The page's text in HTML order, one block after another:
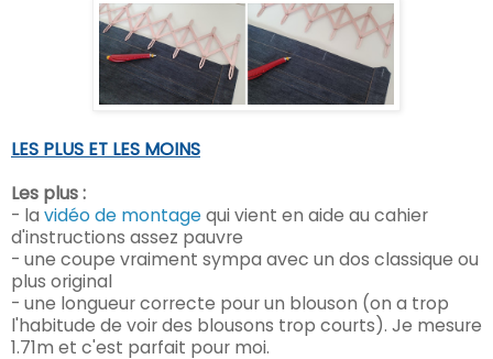
LES PLUS ET LES MOINS
Les plus :
- la vidéo de montagequi vient en aide au cahier
d'instructions assez pauvre
- une coupe vraiment sympa avec un dos classique ou
plus original
- une longueur correcte pour un blouson (on a trop
l'habitude de voir des blousons trop courts). Je mesure
1.71m et c'est parfait pour moi.